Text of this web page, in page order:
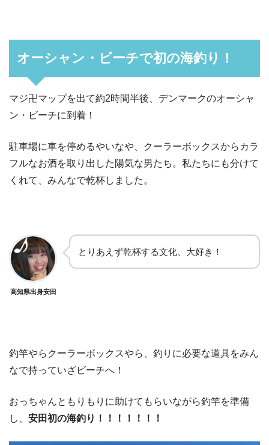
オーシャン・ビーチで初の海釣り！
マジ卍マップを出て約2時間半後、デンマークのオーシャ
ン・ビーチに到着！
駐車場に車を停めるやいなや、クーラーボックスからカラ
フルなお酒を取り出した陽気な男たち。私たちにも分けて
くれて、みんなで乾杯しました。
高知県出身安田
とりあえず乾杯する文化、大好き！
釣竿やらクーラーボックスやら、釣りに必要な道具をみん
なで持っていざビーチへ！
おっちゃんともりもりに助けてもらいながら釣竿を準備
し、 安田初の海釣り！！！！！！！